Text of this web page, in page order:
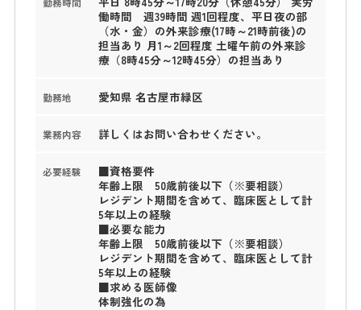
働時間 週39時間 週1回程度、平日夜の部
（水・金）の外来診療(17時～21時前後)の
担当あり 月1～2回程度 土曜午前の外来診
療（8時45分～12時45分）の担当あり
勤務地 愛知県 名古屋市緑区
業務内容 詳しくはお問い合わせください。
必要経験
■資格要件
年齢上限 50歳前後以下（※要相談）
レジデント期間を含めて、臨床医として計
5年以上の経験
■必要な能力
年齢上限 50歳前後以下（※要相談）
レジデント期間を含めて、臨床医として計
5年以上の経験
■求める医師像
体制強化の為